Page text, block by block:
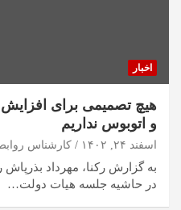
اخبار
هیچ تصمیمی برای افزایش
و اتوبوس نداریم
اسفند ۲۴, ۱۴۰۲ کارشناس
در حاشیه جلسه هیات دولت…